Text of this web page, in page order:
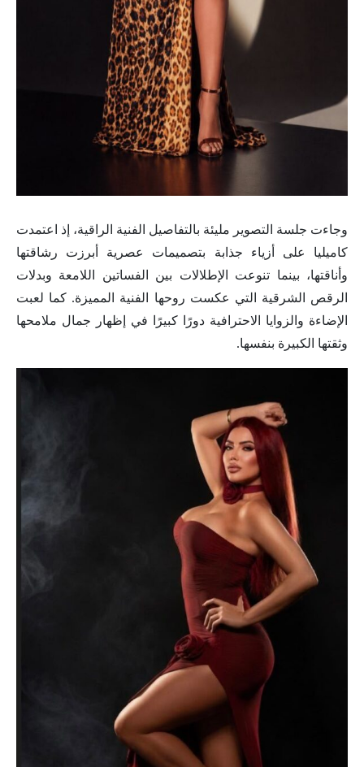
وجاءت جلسة التصوير مليئة بالتفاصيل الفنية الراقية، إذ اعتمدت
كاميليا على أزياء جذابة بتصميمات عصرية أبرزت رشاقتها
وأناقتها، بينما تنوعت الإطلالات بين الفساتين اللامعة وبدلات
الرقص الشرقية التي عكست روحها الفنية المميزة. كما لعبت
الإضاءة والزوايا الاحترافية دورًا كبيرًا في إظهار جمال ملامحها
وثقتها الكبيرة بنفسها.